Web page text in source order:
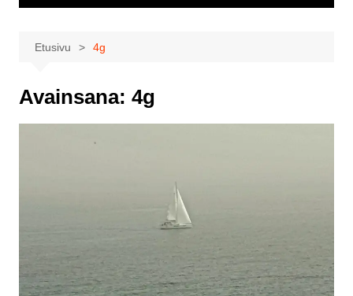
Etusivu 4g
Avainsana: 4g